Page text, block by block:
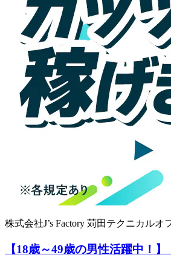
株式会社J’s Factory 苅田テクニカルオ
【18歳～49歳の男性活躍中！